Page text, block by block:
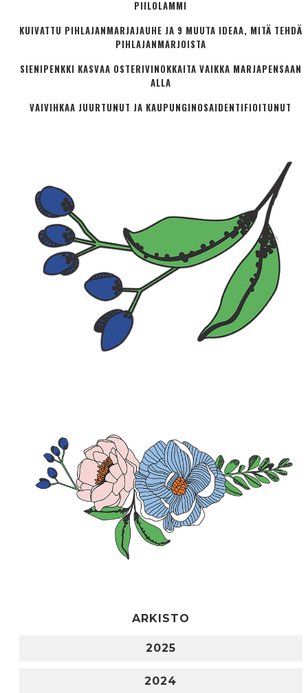
PIILOLAMMI
KUIVATTU PIHLAJANMARJAJAUHE JA 9 MUUTA IDEAA, MITÄ TEHDÄ
PIHLAJANMARJOISTA
SIENIPENKKI KASVAA OSTERIVINOKKAITA VAIKKA MARJAPENSAAN
ALLA
VAIVIHKAA JUURTUNUT JA KAUPUNGINOSA­IDENTIFIOITUNUT
ARKISTO
2025
2024